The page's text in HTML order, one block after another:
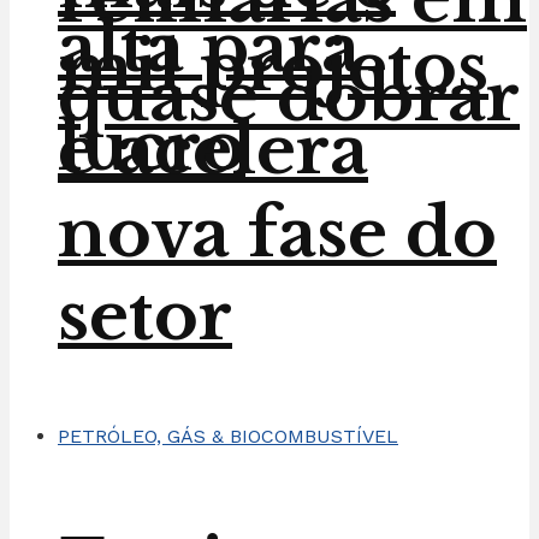
alta para
quase dobrar
lucro
mil projetos
e acelera
nova fase do
setor
PETRÓLEO, GÁS & BIOCOMBUSTÍVEL